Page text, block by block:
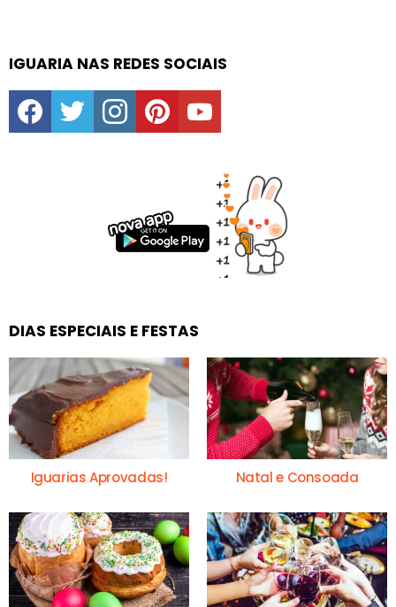
IGUARIA NAS REDES SOCIAIS
facebooktwitter instagrampinterestyoutube
DIAS ESPECIAIS E FESTAS
Iguarias Aprovadas! Natal e Consoada